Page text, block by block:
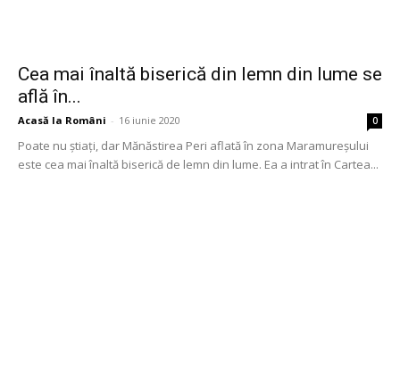
Cea mai înaltă biserică din lemn din lume se
află în...
Acasă la Români - 16 iunie 2020 0
Poate nu știați, dar Mănăstirea Peri aflată în zona Maramureșului
este cea mai înaltă biserică de lemn din lume. Ea a intrat în Cartea...